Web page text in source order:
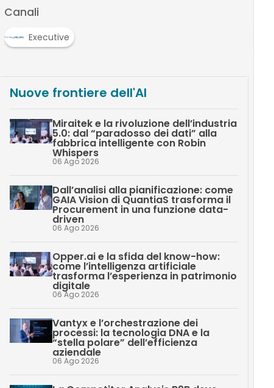
Canali
Executive
Nuove frontiere dell'AI
Miraitek e la rivoluzione dell’industria
5.0: dal “paradosso dei dati” alla
fabbrica intelligente con Robin
Whispers
06 Ago 2026
Dall’analisi alla pianificazione: come
GAIA Vision di QuantiaS trasforma il
Procurement in una funzione data-
driven
06 Ago 2026
Opper.ai e la sfida del know-how:
come l’intelligenza artificiale
trasforma l’esperienza in patrimonio
digitale
06 Ago 2026
Vantyx e l’orchestrazione dei
processi: la tecnologia DNA e la
“stella polare” dell’efficienza
aziendale
06 Ago 2026